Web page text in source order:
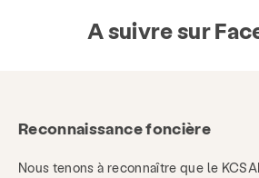
A suivre sur
Reconnaissance foncière
Nous tenons à reconnaître que le